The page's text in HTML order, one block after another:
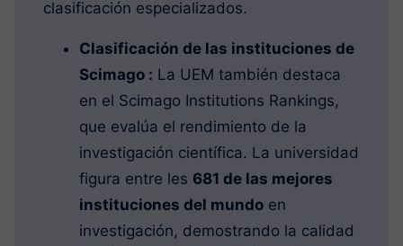
clasificación especializados.
Clasificación de las instituciones de
Scimago : La UEM también destaca
en el Scimago Institutions Rankings,
que evalúa el rendimiento de la
investigación científica. La universidad
figura entre les 681 de las mejores
instituciones del mundo en
investigación, demostrando la calidad